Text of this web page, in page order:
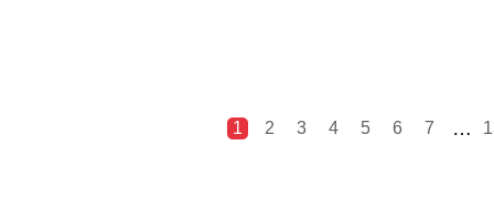
1 2 3 4 5 6 7 …